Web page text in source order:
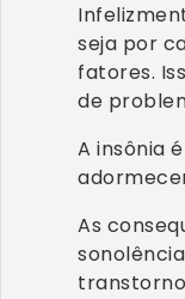
seja por
fatores.
de
A insônia
As